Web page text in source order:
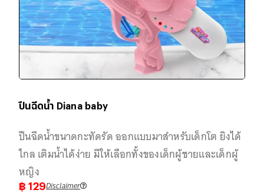
ปืนฉีดน้ำ Diana baby
ปืนฉีดน้ำขนาดกะทัดรัด ออกแบบมาสำหรับเด็กโต ยิงได้
ไกล เติมน้ำได้ง่าย มีให้เลือกทั้งของเด็กผู้ชายและเด็กผู้
หญิง
฿ 129Disclaimer